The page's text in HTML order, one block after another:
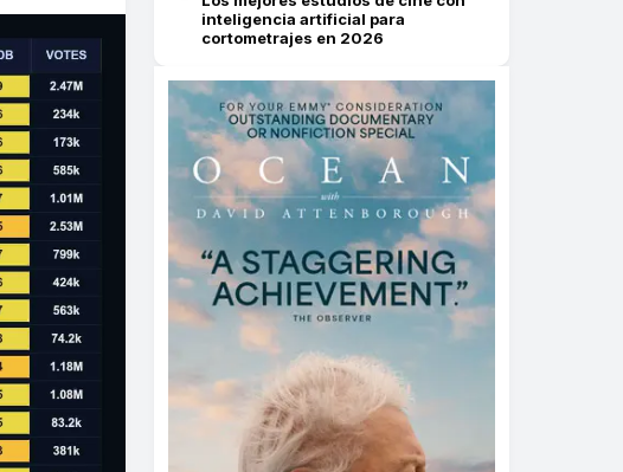
inteligencia artificial para
cortometrajes en 2026